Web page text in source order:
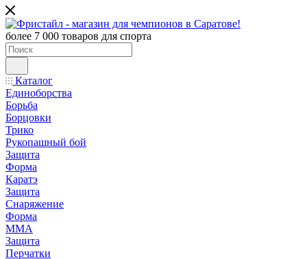
более 7 000 товаров для спорта
Каталог
Единоборства
Борьба
Борцовки
Трико
Рукопашный бой
Защита
Форма
Каратэ
Защита
Снаряжение
Форма
ММА
Защита
Перчатки